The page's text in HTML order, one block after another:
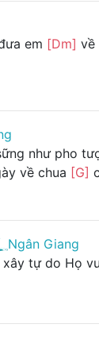
em [Dm] về
như pho
về chua [G]
Ngân Giang
tự do Họ